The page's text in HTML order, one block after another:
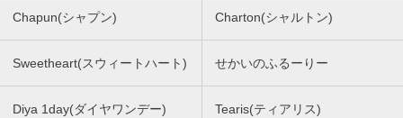
Chapun(シャプン) Charton(シャルトン)
Sweetheart(スウィートハート) せかいのふるーりー
Diya 1day(ダイヤワンデー) Tearis(ティアリス)